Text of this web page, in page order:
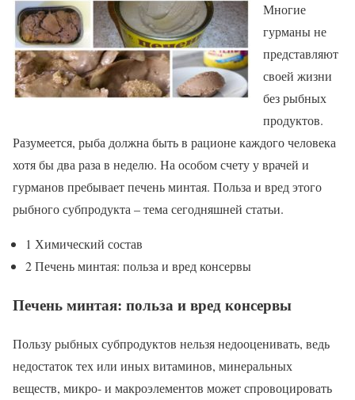
Многие
гурманы не
представляют
своей жизни
без рыбных
продуктов.
Разумеется, рыба должна быть в рационе каждого человека
хотя бы два раза в неделю. На особом счету у врачей и
гурманов пребывает печень минтая. Польза и вред этого
рыбного субпродукта – тема сегодняшней статьи.
1 Химический состав
2 Печень минтая: польза и вред консервы
Печень минтая: польза и вред консервы
Пользу рыбных субпродуктов нельзя недооценивать, ведь
недостаток тех или иных витаминов, минеральных
веществ, микро- и макроэлементов может спровоцировать